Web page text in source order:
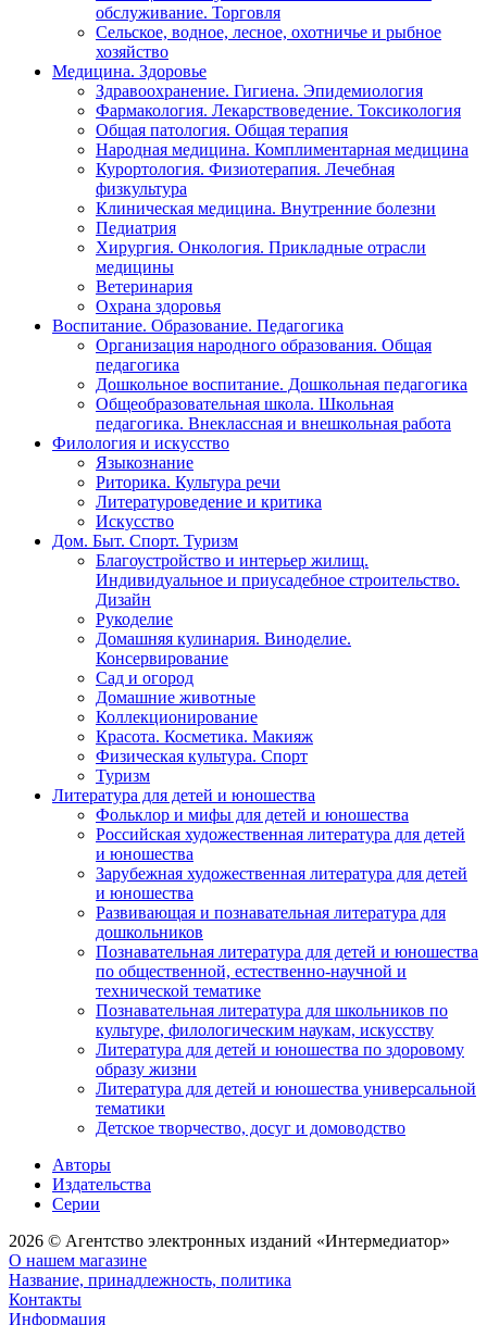
обслуживание. Торговля
Сельское, водное, лесное, охотничье и рыбное
хозяйство
Медицина. Здоровье
Здравоохранение. Гигиена. Эпидемиология
Фармакология. Лекарствоведение. Токсикология
Общая патология. Общая терапия
Народная медицина. Комплиментарная медицина
Курортология. Физиотерапия. Лечебная
физкультура
Клиническая медицина. Внутренние болезни
Педиатрия
Хирургия. Онкология. Прикладные отрасли
медицины
Ветеринария
Охрана здоровья
Воспитание. Образование. Педагогика
Организация народного образования. Общая
педагогика
Дошкольное воспитание. Дошкольная педагогика
Общеобразовательная школа. Школьная
педагогика. Внеклассная и внешкольная работа
Филология и искусство
Языкознание
Риторика. Культура речи
Литературоведение и критика
Искусство
Дом. Быт. Спорт. Туризм
Благоустройство и интерьер жилищ.
Индивидуальное и приусадебное строительство.
Дизайн
Рукоделие
Домашняя кулинария. Виноделие.
Консервирование
Сад и огород
Домашние животные
Коллекционирование
Красота. Косметика. Макияж
Физическая культура. Спорт
Туризм
Литература для детей и юношества
Фольклор и мифы для детей и юношества
Российская художественная литература для детей
и юношества
Зарубежная художественная литература для детей
и юношества
Развивающая и познавательная литература для
дошкольников
Познавательная литература для детей и юношества
по общественной, естественно-научной и
технической тематике
Познавательная литература для школьников по
культуре, филологическим наукам, искусству
Литература для детей и юношества по здоровому
образу жизни
Литература для детей и юношества универсальной
тематики
Детское творчество, досуг и домоводство
Авторы
Издательства
Серии
2026 © Агентство электронных изданий «Интермедиатор»
О нашем магазине
Название, принадлежность, политика
Контакты
Информация